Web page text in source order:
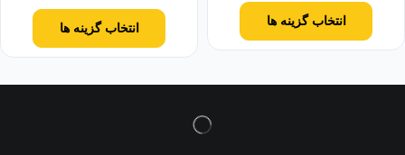
انتخاب گزینه ها انتخاب گزینه ها